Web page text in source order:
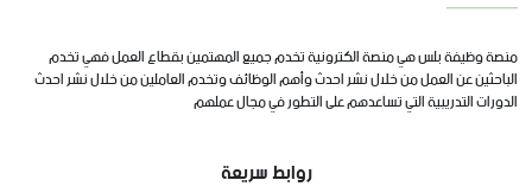
منصة وظيفة بلس هي منصة الكترونية تخدم جميع المهتمين بقطاع العمل فهي تخدم
الباحثين عن العمل من خلال نشر احدث وأهم الوظائف وتخدم العاملين من خلال نشر احدث
الدورات التدريبية التي تساعدهم على التطور في مجال عملهم
روابط سريعة